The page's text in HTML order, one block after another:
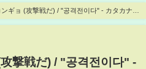
ンギョ (攻撃戦だ) / "공격전이다" - カタカナ読
撃戦だ) / "공격전이다" -